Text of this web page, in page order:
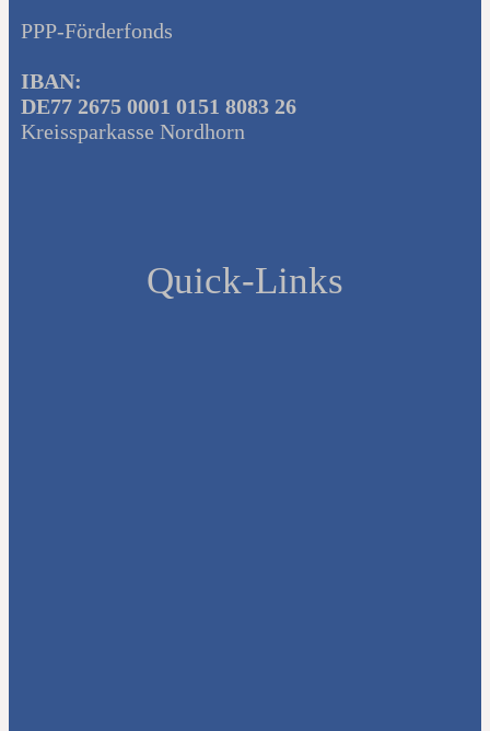
PPP-Förderfonds
IBAN:
DE77 2675 0001 0151 8083 26
Kreissparkasse Nordhorn
Quick-Links